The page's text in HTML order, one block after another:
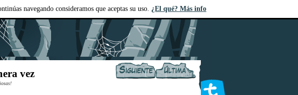
navegando consideramos que aceptas su uso. ¿El qué? Más info
vez